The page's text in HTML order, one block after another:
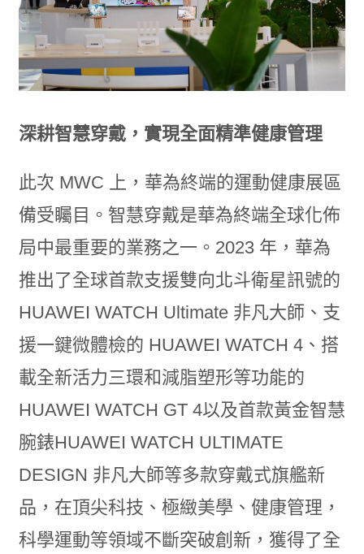
深耕智慧穿戴，實現全面精準健康管理
此次 MWC 上，華為終端的運動健康展區
備受矚目。智慧穿戴是華為終端全球化佈
局中最重要的業務之一。2023 年，華為
推出了全球首款支援雙向北斗衛星訊號的
HUAWEI WATCH Ultimate 非凡大師、支
援一鍵微體檢的 HUAWEI WATCH 4、搭
載全新活力三環和減脂塑形等功能的
HUAWEI WATCH GT 4以及首款黃金智慧
腕錶HUAWEI WATCH ULTIMATE
DESIGN 非凡大師等多款穿戴式旗艦新
品，在頂尖科技、極緻美學、健康管理，
科學運動等領域不斷突破創新，獲得了全